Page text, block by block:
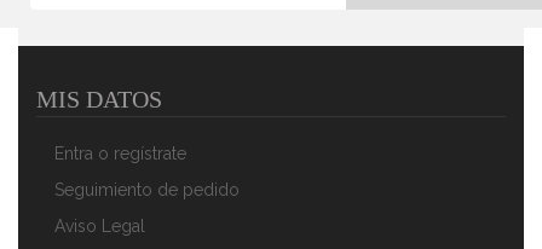
On Ear Para Videoconferencia Oficina, Call Center,
Comunicación, Skype, Zoom
MIS DATOS
Entra o regístrate
Seguimiento de pedido
Aviso Legal